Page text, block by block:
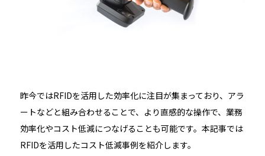
昨今ではRFIDを活用した効率化に注目が集まっており、アラ
ートなどと組み合わせることで、より直感的な操作で、業務
効率化やコスト低減につなげることも可能です。本記事では
RFIDを活用したコスト低減事例を紹介します。